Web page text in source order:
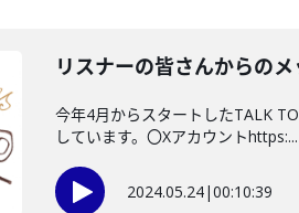
リスナーの皆さんからの
今年4月からスタートしたTALK
しています。〇Xアカウントhttps:...
2024.05.24|00:10:39